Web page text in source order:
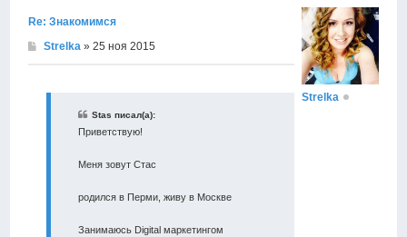
Re: Знакомимся
Strelka » 25 ноя 2015
Stas писал(а):
Приветствую!
Меня зовут Стас
родился в Перми, живу в Москве
Занимаюсь Digital маркетингом
Strelka